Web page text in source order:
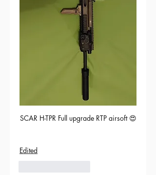
SCAR H-TPR Full upgrade RTP airsoft 😍
Edited